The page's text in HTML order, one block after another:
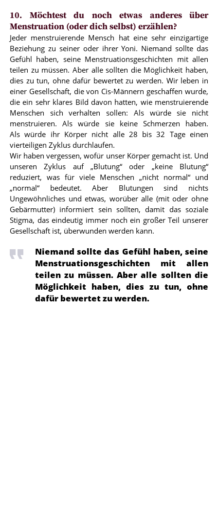
10. Möchtest du noch etwas anderes über
Menstruation (oder dich selbst) erzählen?
Jeder menstruierende Mensch hat eine sehr einzigartige
Beziehung zu seiner oder ihrer Yoni. Niemand sollte das
Gefühl haben, seine Menstruationsgeschichten mit allen
teilen zu müssen. Aber alle sollten die Möglichkeit haben,
dies zu tun, ohne dafür bewertet zu werden. Wir leben in
einer Gesellschaft, die von Cis-Männern geschaffen wurde,
die ein sehr klares Bild davon hatten, wie menstruierende
Menschen sich verhalten sollen: Als würde sie nicht
menstruieren. Als würde sie keine Schmerzen haben.
Als würde ihr Körper nicht alle 28 bis 32 Tage einen
vierteiligen Zyklus durchlaufen.
Wir haben vergessen, wofür unser Körper gemacht ist. Und
unseren Zyklus auf „Blutung“ oder „keine Blutung“
reduziert, was für viele Menschen „nicht normal“ und
„normal“ bedeutet. Aber Blutungen sind nichts
Ungewöhnliches und etwas, worüber alle (mit oder ohne
Gebärmutter) informiert sein sollten, damit das soziale
Stigma, das eindeutig immer noch ein großer Teil unserer
Gesellschaft ist, überwunden werden kann.
Niemand sollte das Gefühl haben, seine
Menstruationsgeschichten mit allen
teilen zu müssen. Aber alle sollten die
Möglichkeit haben, dies zu tun, ohne
dafür bewertet zu werden.